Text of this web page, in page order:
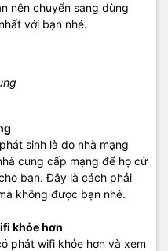
nên chuyển sang dùng
với bạn nhé.
sinh là do nhà mạng
cung cấp mạng để họ cử
bạn. Đây là cách phải
không được bạn nhé.
khỏe hơn
phát wifi khỏe hơn và xem